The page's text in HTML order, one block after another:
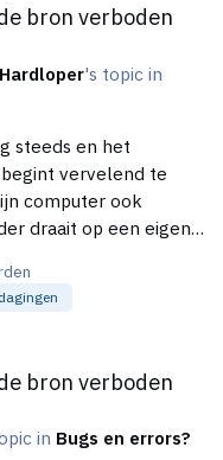
bron verboden
Hardloper's topic in
steeds en het
vervelend te
draait op een eigen
bron verboden
in Bugs en errors?